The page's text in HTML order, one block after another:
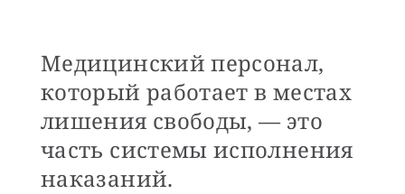
Медицинский персонал,
который работает в местах
лишения свободы, — это
часть системы исполнения
наказаний.